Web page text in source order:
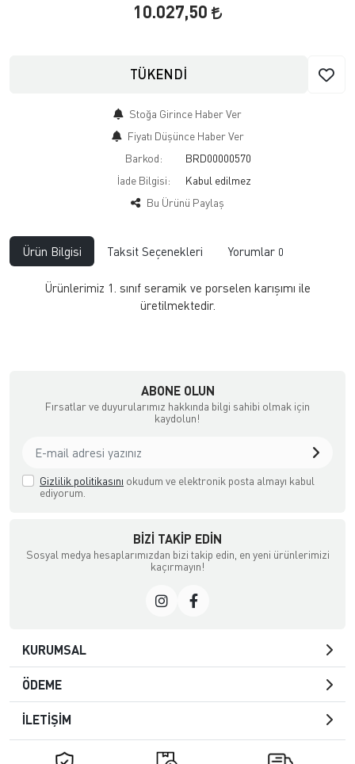
10.027,50
TÜKENDİ
Stoğa Girince Haber Ver
Fiyatı Düşünce Haber Ver
Barkod:
BRD00000570
İade Bilgisi:
Bu Ürünü Paylaş
Ürün Bilgisi Taksit Seçenekleri Yorumlar 0
Ürünlerimiz 1. sınıf seramik ve porselen karışımı ile
üretilmektedir.
ABONE OLUN
Fırsatlar ve duyurularımız hakkında bilgi sahibi olmak için
kaydolun!
Gizlilik politikasını okudum ve elektronik posta almayı kabul
ediyorum.
BIZI TAKIP EDIN
Sosyal medya hesaplarımızdan bizi takip edin, en yeni ürünlerimizi
kaçırmayın!
KURUMSAL
ÖDEME
İLETİŞİM